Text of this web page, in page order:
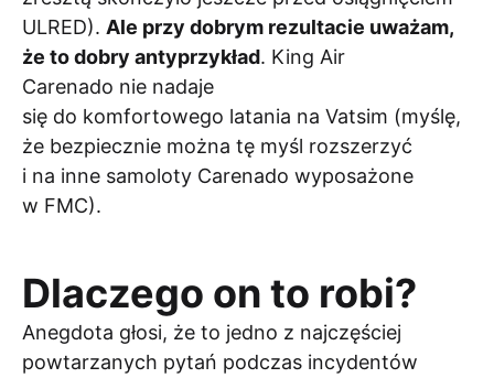
ULRED). Ale przy dobrym rezultacie uważam,
że to dobry antyprzykład. King Air
Carenado nie nadaje
się do komfortowego latania na Vatsim (myślę,
że bezpiecznie można tę myśl rozszerzyć
i na inne samoloty Carenado wyposażone
w FMC).
Dlaczego on to robi?
Anegdota głosi, że to jedno z najczęściej
powtarzanych pytań podczas incydentów